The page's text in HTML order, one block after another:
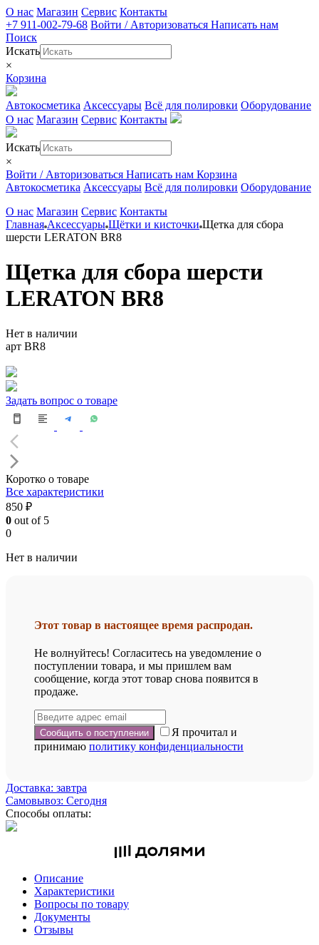
О нас Магазин Сервис Контакты
+7 911-002-79-68 Войти / Авторизоваться Написать нам
Поиск
Искать
×
Корзина
Автокосметика Аксессуары Всё для полировки Оборудование
О нас Магазин Сервис Контакты
Искать
×
Войти / Авторизоваться Написать нам Корзина
Автокосметика Аксессуары Всё для полировки Оборудование
О нас Магазин Сервис Контакты
Главная Аксессуары Щётки и кисточки Щетка для сбора
шерсти LERATON BR8
Щетка для сбора шерсти
LERATON BR8
Нет в наличии
арт BR8
Задать вопрос о товаре
Коротко о товаре
Все характеристики
850 ₽
0 out of 5
0
Нет в наличии
Этот товар в настоящее время распродан.
Не волнуйтесь! Согласитесь на уведомление о
поступлении товара, и мы пришлем вам
сообщение, когда этот товар снова появится в
продаже.
Я прочитал и
принимаю политику конфиденциальности
Доставка: завтра
Самовывоз: Сегодня
Способы оплаты:
Описание
Характеристики
Вопросы по товару
Документы
Отзывы